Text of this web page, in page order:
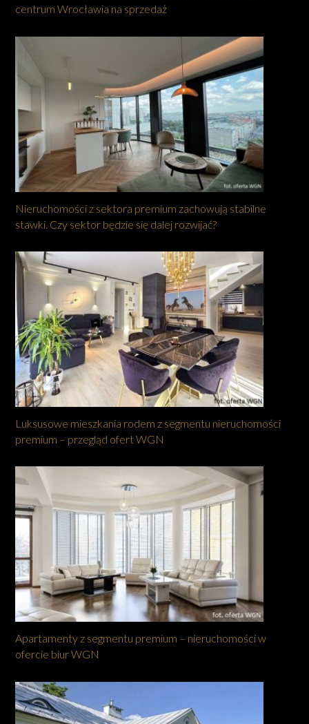
centrum Wrocławia na sprzedaż
Nieruchomości z sektora premium zachowują stabilne
stawki. Czy sektor będzie się dalej rozwijać?
Luksusowe mieszkania rodem z segmentu nieruchomości
premium – przegląd ofert WGN
Apartamenty z segmentu premium – nieruchomości w
ofercie biur WGN